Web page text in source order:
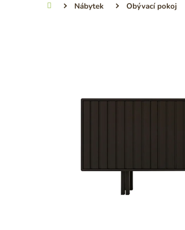
Domů Nábytek Obývací pokoj